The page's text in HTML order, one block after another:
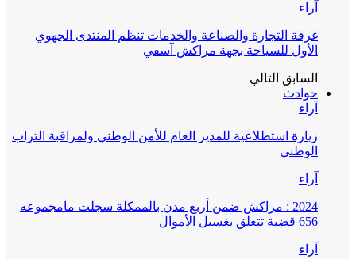
آراء
غرفة التجارة والصناعة والخدمات تنظم المنتدى الجهوي
الأول للسياحة بجهة مراكش آسفي
السابق التالي
حوادث
آراء
زيارة استطلاعية للمدير العام للأمن الوطني ولمراقبة التراب
الوطني
آراء
2024 : مراكش ضمن أربع مدن بالممكلة سجلت مامجموعه
656 قضية تتعلق بغسيل الأموال
آراء